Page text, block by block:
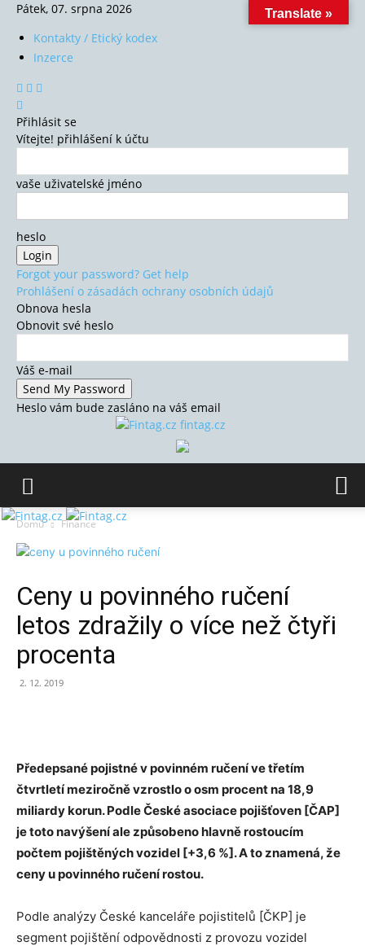
Pátek, 07. srpna 2026
Kontakty / Etický kodex
Inzerce
Přihlásit se
Vítejte! přihlášení k účtu
vaše uživatelské jméno
heslo
Forgot your password? Get help
Prohlášení o zásadách ochrany osobních údajů
Obnova hesla
Obnovit své heslo
Váš e-mail
Heslo vám bude zasláno na váš email
fintag.cz
Domů Finance
Ceny u povinného ručení
letos zdražily o více než čtyři
procenta
2. 12. 2019
Předepsané pojistné v povinném ručení ve třetím
čtvrtletí meziročně vzrostlo o osm procent na 18,9
miliardy korun. Podle České asociace pojišťoven [ČAP]
je toto navýšení ale způsobeno hlavně rostoucím
počtem pojištěných vozidel [+3,6 %]. A to znamená, že
ceny u povinného ručení rostou.
Podle analýzy České kanceláře pojistitelů [ČKP] je
segment pojištění odpovědnosti z provozu vozidel
Translate »